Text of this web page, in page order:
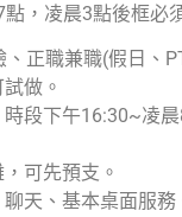
，凌晨3點後框必
正職兼職(假日、
做。
段下午16:30~凌
可先預支。
天、基本桌面服務